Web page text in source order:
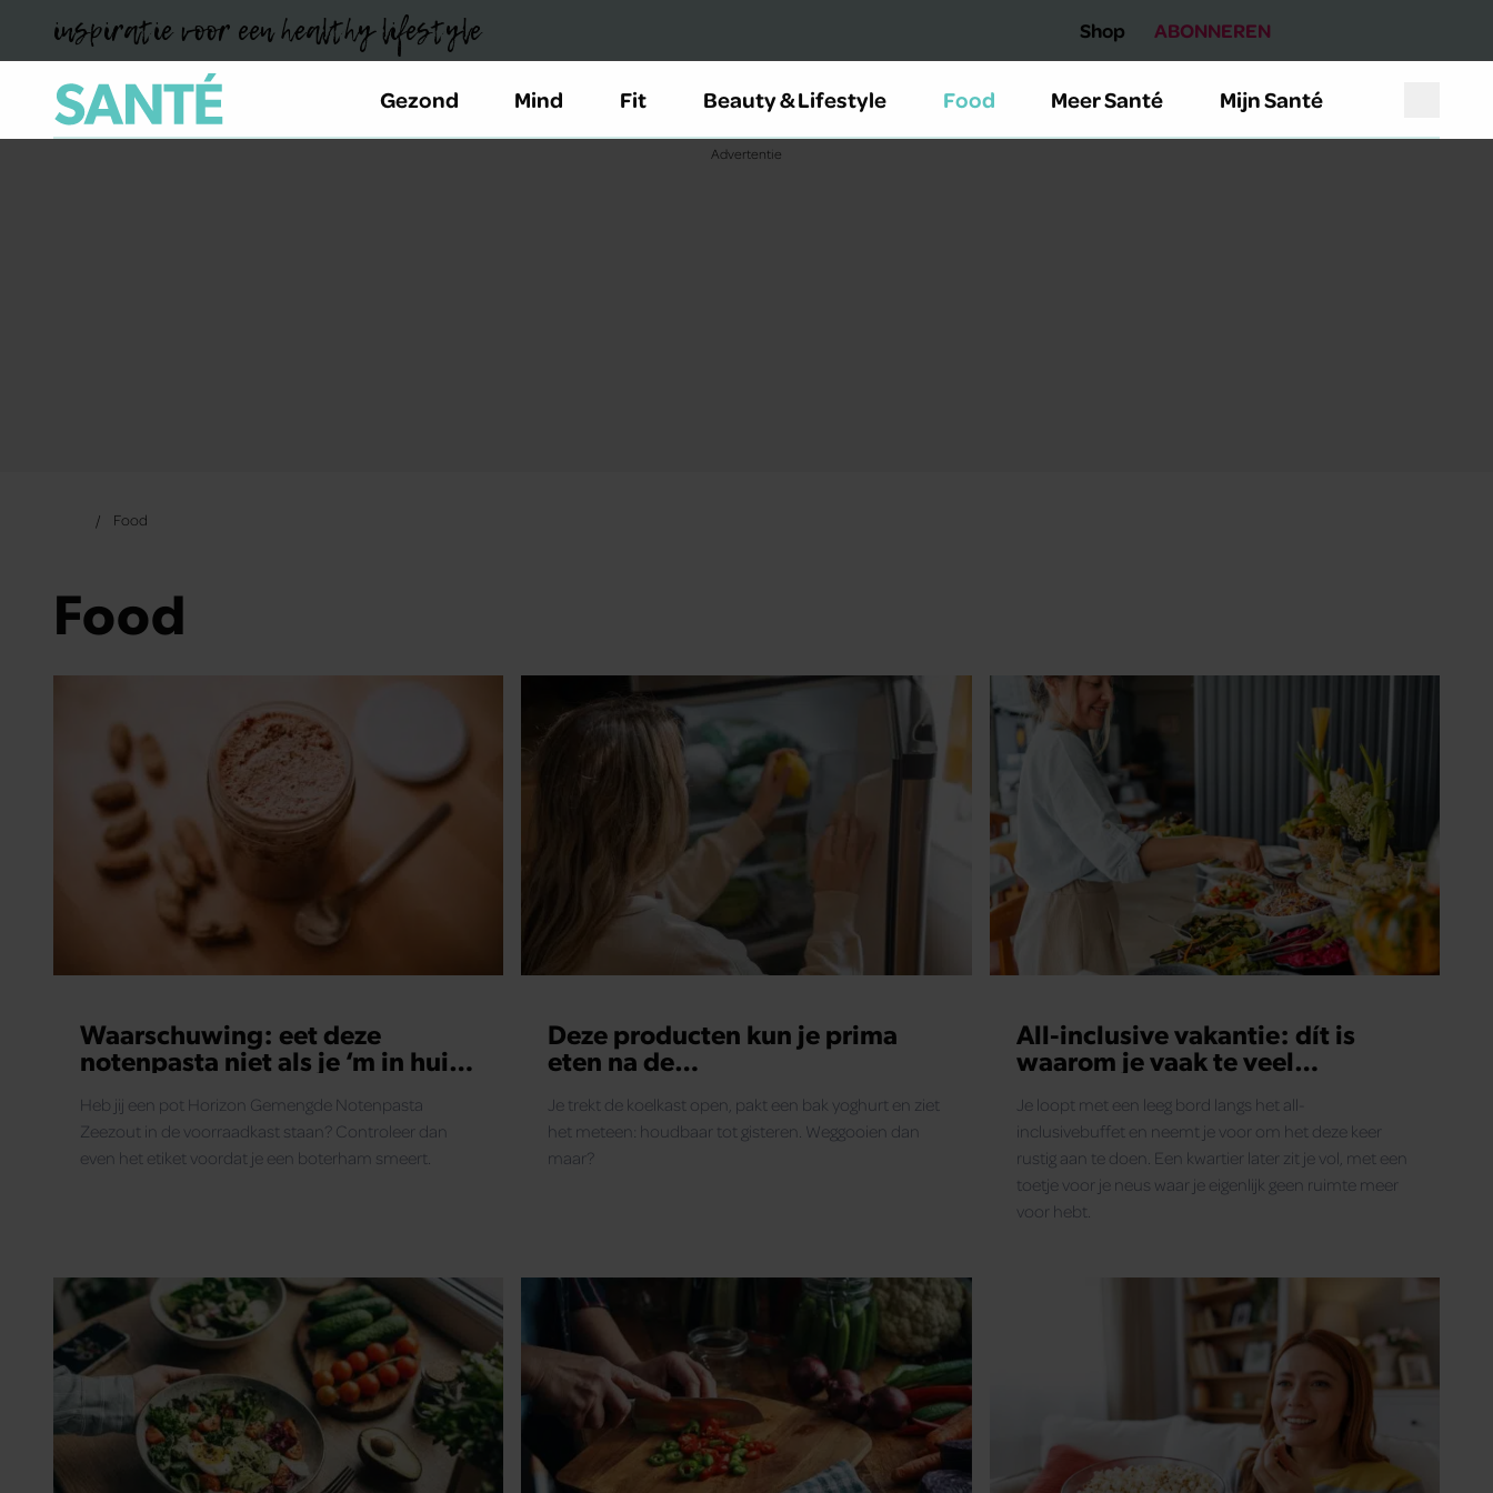
inspiratie voor een healthy lifestyle Shop ABONNEREN
Gezond Mind Fit Beauty & Lifestyle Food Meer Santé Mijn Santé
Food
Food
Waarschuwing: eet deze
notenpasta niet als je ‘m in huis
Heb jij een pot Horizon Gemengde Notenpasta
Zeezout in de voorraadkast staan? Controleer dan
even het etiket voordat je een boterham smeert.
Deze producten kun je prima
eten na de
Je trekt de koelkast open, pakt een bak yoghurt en ziet
het meteen: houdbaar tot gisteren. Weggooien dan
maar?
All-inclusive vakantie: dít is
waarom je vaak te veel
Je loopt met een leeg bord langs het all-
inclusivebuffet en neemt je voor om het deze keer
rustig aan te doen. Een kwartier later zit je vol, met een
toetje voor je neus waar je eigenlijk geen ruimte meer
voor hebt.